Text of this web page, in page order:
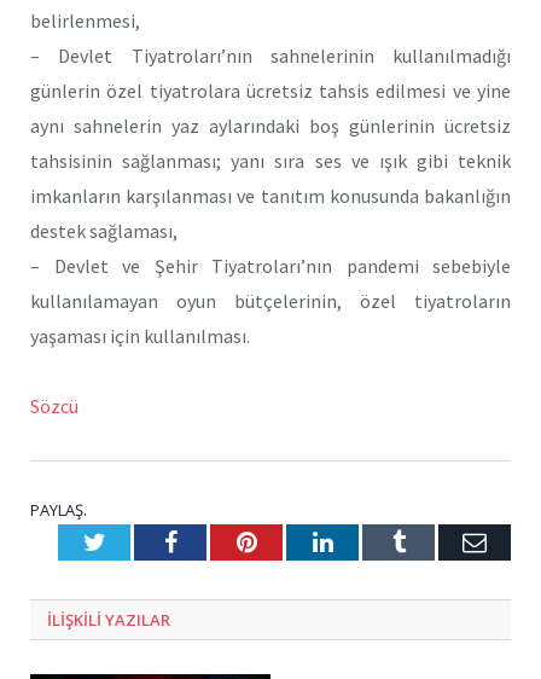
belirlenmesi,
– Devlet Tiyatroları’nın sahnelerinin kullanılmadığı
günlerin özel tiyatrolara ücretsiz tahsis edilmesi ve yine
aynı sahnelerin yaz aylarındaki boş günlerinin ücretsiz
tahsisinin sağlanması; yanı sıra ses ve ışık gibi teknik
imkanların karşılanması ve tanıtım konusunda bakanlığın
destek sağlaması,
– Devlet ve Şehir Tiyatroları’nın pandemi sebebiyle
kullanılamayan oyun bütçelerinin, özel tiyatroların
yaşaması için kullanılması.
Sözcü
PAYLAŞ.
TwitterFacebookPinterestLinkedInTumblr E-
ILIŞKILI YAZILAR